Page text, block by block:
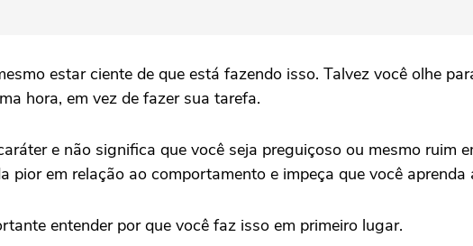
estar ciente de que está fazendo isso. Talvez você olhe
hora, em vez de fazer sua tarefa.
e não significa que você seja preguiçoso ou mesmo ruim
pior em relação ao comportamento e impeça que você
entender por que você faz isso em primeiro lugar.